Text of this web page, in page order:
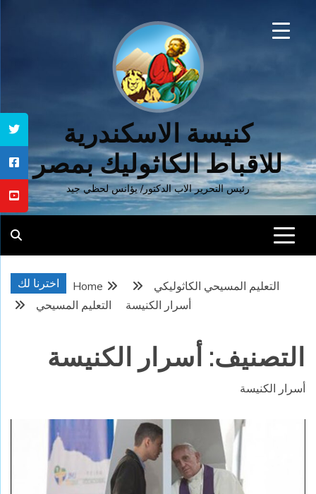
كنيسة الاسكندرية
للاقباط الكاثوليك بمصر
رئيس التحرير الاب الدكتور/ يؤانس لحظي جيد
اخترنا لك Home
التعليم المسيحي الكاثوليكي
التعليم المسيحي
أسرار الكنيسة
التصنيف:أسرار الكنيسة
أسرار الكنيسة